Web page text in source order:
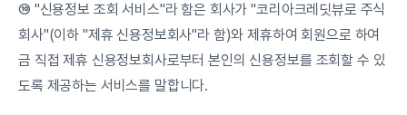
⑩ "신용정보 조회 서비스"라 함은 회사가 "코리아크레딧뷰로 주식
회사"(이하 "제휴 신용정보회사"라 함)와 제휴하여 회원으로 하여
금 직접 제휴 신용정보회사로부터 본인의 신용정보를 조회할 수 있
도록 제공하는 서비스를 말합니다.